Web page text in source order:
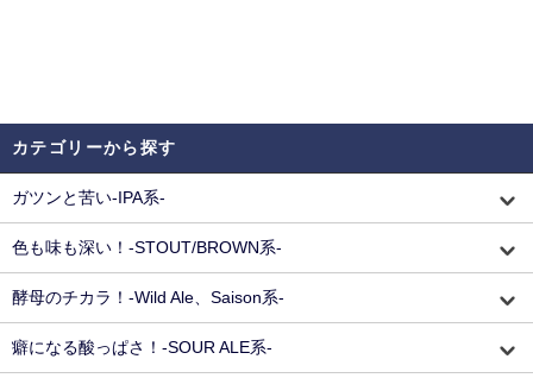
カテゴリーから探す
ガツンと苦い-IPA系-
色も味も深い！-STOUT/BROWN系-
酵母のチカラ！-Wild Ale、Saison系-
癖になる酸っぱさ！-SOUR ALE系-